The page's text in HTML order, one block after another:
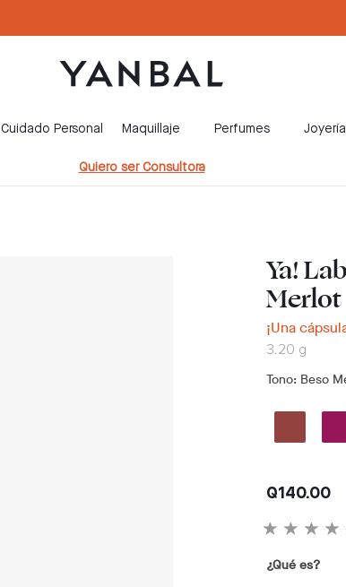
Cuidado Personal Maquillaje Perfumes Joyería
Quiero ser Consultora
Ya!
Merlot
¡Una
3.20 g
Tono: Beso
Q140.00
¿Qué es?